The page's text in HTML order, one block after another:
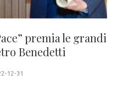
premia le grandi
Benedetti
12-31